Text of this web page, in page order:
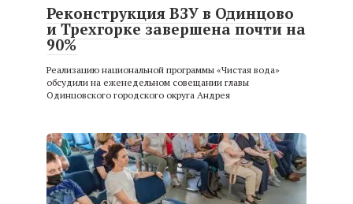
Реконструкция ВЗУ в Одинцово
и Трехгорке завершена почти на
90%
Реализацию национальной программы «Чистая вода»
обсудили на еженедельном совещании главы
Одинцовского городского округа Андрея